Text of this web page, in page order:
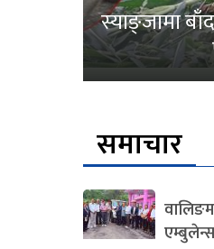
स्याङ्जामा
समाचार